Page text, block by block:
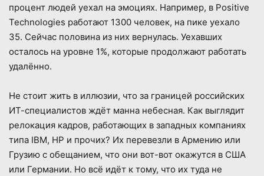
процент людей уехал на эмоциях. Например, в Positive
Technologies работают 1300 человек, на пике уехало
35. Сейчас половина из них вернулась. Уехавших
осталось на уровне 1%, которые продолжают работать
удалённо.
Не стоит жить в иллюзии, что за границей российских
ИТ-специалистов ждёт манна небесная. Как выглядит
релокация кадров, работающих в западных компаниях
типа IBM, HP и прочих? Их перевезли в Армению или
Грузию с обещанием, что они вот-вот окажутся в США
или Германии. Но всё идёт к тому, что их туда не